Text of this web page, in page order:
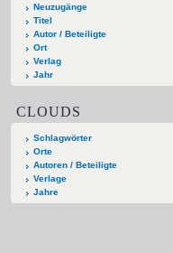
Neuzugänge
Titel
Autor / Beteiligte
Ort
Verlag
Jahr
CLOUDS
Schlagwörter
Orte
Autoren / Beteiligte
Verlage
Jahre